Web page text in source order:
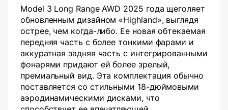
Model 3 Long Range AWD 2025 года щеголяет
обновленным дизайном «Highland», выглядя
острее, чем когда-либо. Ее новая обтекаемая
передняя часть с более тонкими фарами и
аккуратная задняя часть с интегрированными
фонарями придают ей более зрелый,
премиальный вид. Эта комплектация обычно
поставляется со стильными 18-дюймовыми
аэродинамическими дисками, что